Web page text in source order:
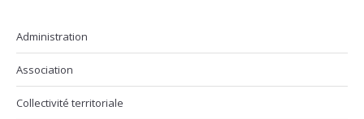
Administration
Association
Collectivité territoriale